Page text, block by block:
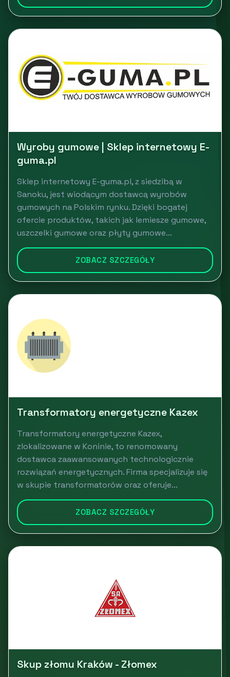
Wyroby gumowe | Sklep internetowy E-
guma.pl
Sklep internetowy E-guma.pl, z siedzibą w
Sanoku, jest wiodącym dostawcą wyrobów
gumowych na Polskim rynku. Dzięki bogatej
ofercie produktów, takich jak lemiesze gumowe,
uszczelki gumowe oraz płyty gumowe...
ZOBACZ SZCZEGÓŁY
Transformatory energetyczne Kazex
Transformatory energetyczne Kazex,
zlokalizowane w Koninie, to renomowany
dostawca zaawansowanych technologicznie
rozwiązań energetycznych. Firma specjalizuje się
w skupie transformatorów oraz oferuje...
ZOBACZ SZCZEGÓŁY
Skup złomu Kraków - Złomex